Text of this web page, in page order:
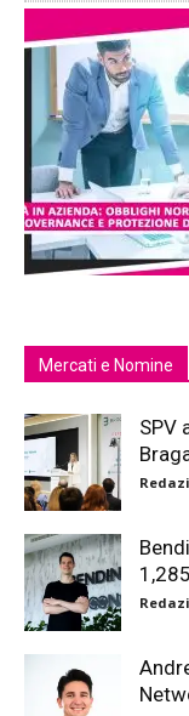
Mercati e Nomine
SPV